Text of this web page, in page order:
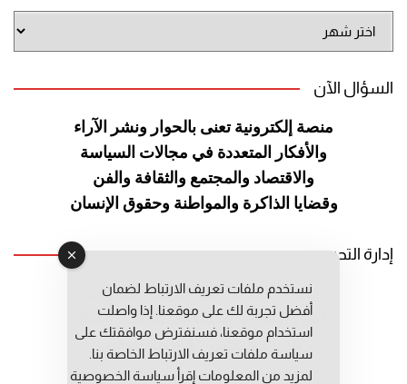
الموقع
السؤال الآن
منصة إلكترونية تعنى بالحوار ونشر الآراء
والأفكار المتعددة في مجالات السياسة
والاقتصاد والمجتمع والثقافة والفن
وقضايا الذاكرة والمواطنة وحقوق الإنسان
إدارة التحرير
رئيس التحرير: عبد الرحيم التوراني
رئيس التحرير المساعد: المعطي قبال
مديرة التحرير: فاطمة حوحو
نستخدم ملفات تعريف الارتباط لضمان
أفضل تجربة لك على موقعنا. إذا واصلت
استخدام موقعنا، فسنفترض موافقتك على
سياسة ملفات تعريف الارتباط الخاصة بنا.
لمزيد من المعلومات إقرأ سياسة الخصوصية